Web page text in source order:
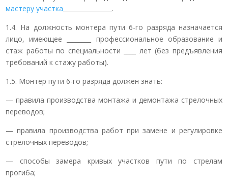
мастеру участка ________________.
1.4. На должность монтера пути 6-го разряда назначается
лицо, имеющее ________ профессиональное образование и
стаж работы по специальности ____ лет (без предъявления
требований к стажу работы).
1.5. Монтер пути 6-го разряда должен знать:
— правила производства монтажа и демонтажа стрелочных
переводов;
— правила производства работ при замене и регулировке
стрелочных переводов;
— способы замера кривых участков пути по стрелам
прогиба;